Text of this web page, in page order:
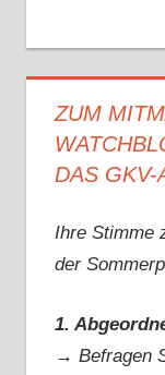
ZUM
DAS GKV-
Ihre Stimme
der
1.
→ Befragen